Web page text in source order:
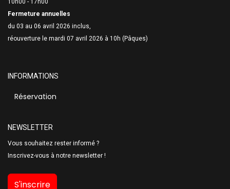
Fermeture annuelles
du 03 au 06 avril 2026 inclus,
réouverture le mardi 07 avril 2026 à 10h (Pâques)
INFORMATIONS
Réservation
NEWSLETTER
Vous souhaitez rester informé ?
Inscrivez-vous à notre newsletter !
S'inscrire